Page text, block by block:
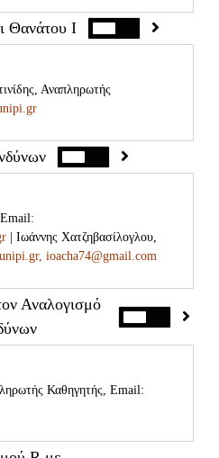
προβλήματα μέσω της θεωρίας
με ευχέρεια διάφορα
χρήση των στοχαστικών
ομόλογα και παράγωγα.
Θανάτου Ι
Αναπληρωτής
| Ιωάννης Χατζηβασίλογλου,
ioacha74@gmail.com
Αναλογισμό
Καθηγητής, Email: